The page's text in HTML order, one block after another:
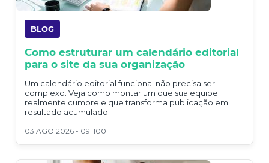
BLOG
Como estruturar um calendário editorial
para o site da sua organização
Um calendário editorial funcional não precisa ser
complexo. Veja como montar um que sua equipe
realmente cumpre e que transforma publicação em
resultado acumulado.
03 AGO 2026 - 09H00